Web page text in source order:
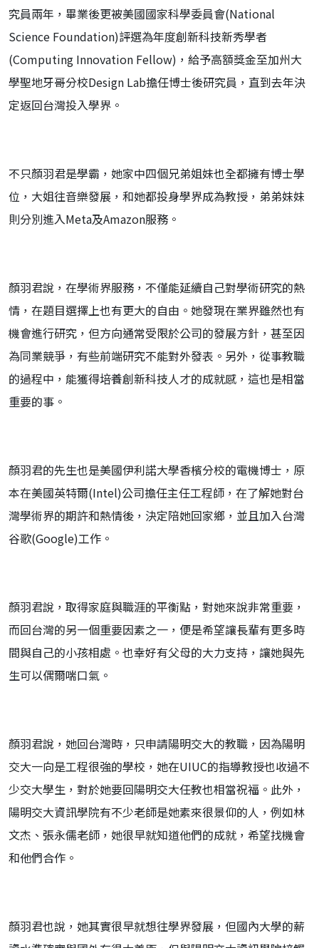
究員兩年，畢業後更被美國國家科學委員會(National
Science Foundation)評選為年度創新科技新秀學者
(Computing Innovation Fellow)，給予高額獎金至加州大
學聖地牙哥分校Design Lab擔任博士後研究員，直到去年決
定返回台灣投入學界。
不只顏羽君是學霸，她家中四個兄弟姐妹也全都擁有博士學
位，大姐往音樂發展，和她都投身學界成為教授，弟弟妹妹
則分別進入Meta及Amazon服務。
顏羽君說，在學術界服務，不僅能延續自己對學術研究的熱
情，在題目選擇上也有更大的自由。她發現在業界雖然也有
機會進行研究，但方向通常受限於公司的發展方針，甚至因
為同業競爭，有些前端研究不能對外發表。另外，從事教職
的過程中，能獲得培養創新科技人才的成就感，這也是相當
重要的事。
顏羽君的先生也是美國伊利諾大學香檳分校的電機博士，原
本在美國英特爾(Intel)公司擔任主任工程師，在了解她對台
灣學術界的期許和熱情後，決定陪她回家鄉，並且加入台灣
谷歌(Google)工作。
顏羽君說，取得家庭與職涯的平衡點，對她來說非常重要，
而回台灣的另一個重要因素之一，便是希望讓長輩有更多時
間與自己的小孩相處。也幸好有父母的大力支持，讓她與先
生可以偶爾喘口氣。
顏羽君說，她回台灣時，只申請陽明交大的教職，因為陽明
交大一向是工程很強的學校，她在UIUC的指導教授也收過不
少交大學生，對於她要回陽明交大任教也相當祝福。此外，
陽明交大資訊學院有不少老師是她素來很景仰的人，例如林
文杰、張永儒老師，她很早就知道他們的成就，希望找機會
和他們合作。
顏羽君也說，她其實很早就想往學界發展，但國內大學的薪